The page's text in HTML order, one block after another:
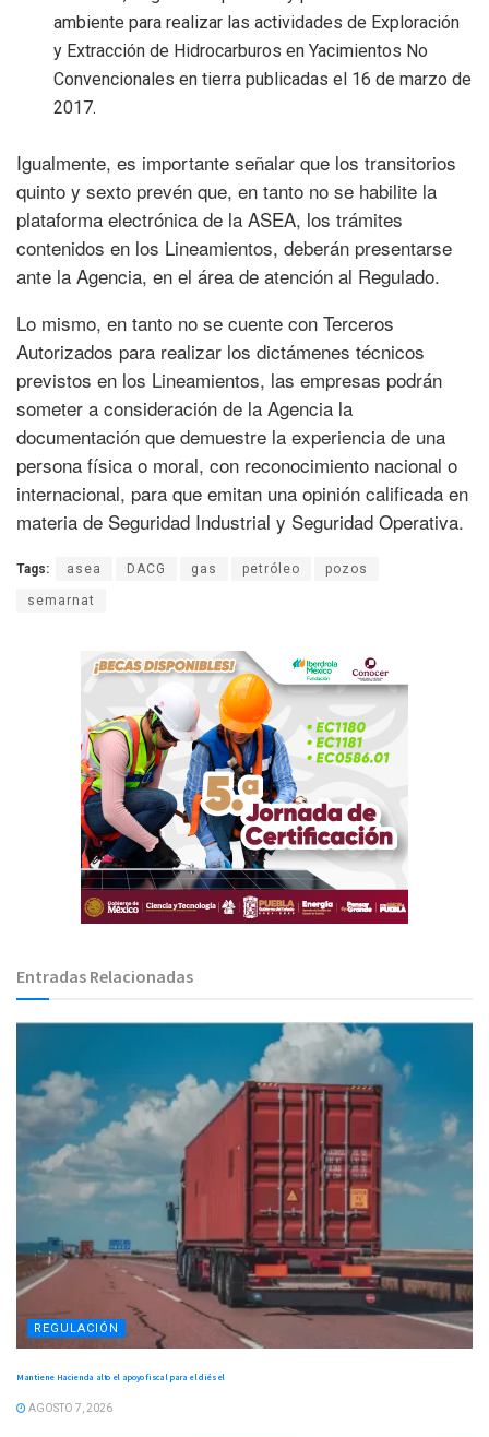
ambiente para realizar las actividades de Exploración
y Extracción de Hidrocarburos en Yacimientos No
Convencionales en tierra publicadas el 16 de marzo de
2017.
Igualmente, es importante señalar que los transitorios
quinto y sexto prevén que, en tanto no se habilite la
plataforma electrónica de la ASEA, los trámites
contenidos en los Lineamientos, deberán presentarse
ante la Agencia, en el área de atención al Regulado.
Lo mismo, en tanto no se cuente con Terceros
Autorizados para realizar los dictámenes técnicos
previstos en los Lineamientos, las empresas podrán
someter a consideración de la Agencia la
documentación que demuestre la experiencia de una
persona física o moral, con reconocimiento nacional o
internacional, para que emitan una opinión calificada en
materia de Seguridad Industrial y Seguridad Operativa.
Tags: asea DACG gas petróleo pozos
semarnat
Entradas Relacionadas
REGULACIÓN
Mantiene Hacienda alto el apoyo fiscal para el diésel
AGOSTO 7, 2026